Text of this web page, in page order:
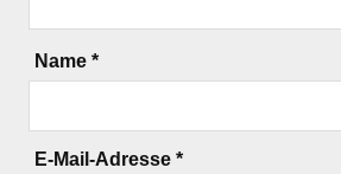
Name *
E-Mail-Adresse *